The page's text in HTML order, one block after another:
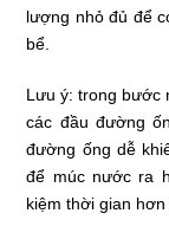
lượng nhỏ đủ để
bể.
Lưu ý: trong bước
các đầu đường
đường ống dễ
để múc nước ra
kiệm thời gian hơn